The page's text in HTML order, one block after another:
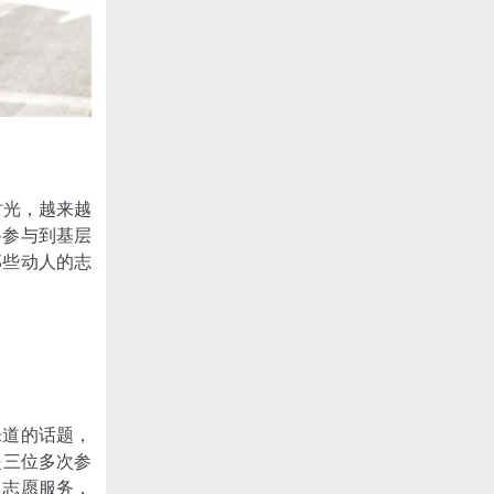
，越来越
与到基层
动人的志
的话题，
位多次参
愿服务，